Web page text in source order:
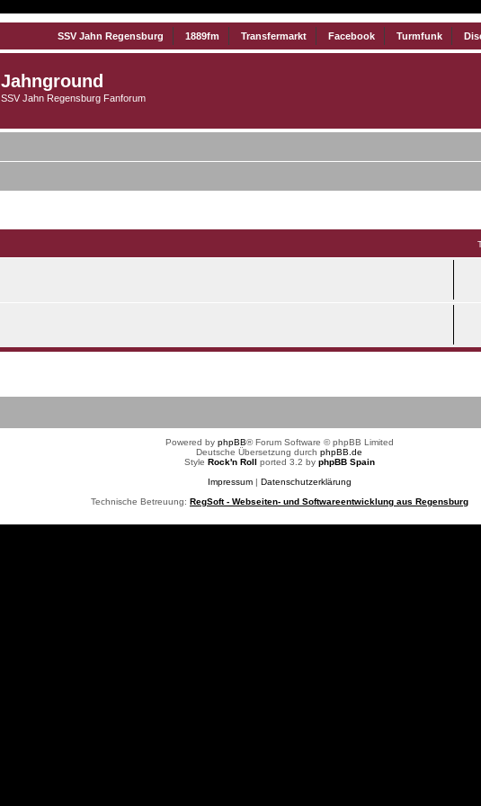
SSV Jahn Regensburg 1889fm Transfermarkt Facebook Turmfunk
Jahnground
SSV Jahn Regensburg Fanforum
Powered by phpBB® Forum Software © phpBB Limited
Deutsche Übersetzung durchphpBB.de
Style Rock'n Roll ported 3.2 by phpBB Spain
Impressum| Datenschutzerklärung
Technische Betreuung: RegSoft - Webseiten- und Softwareentwicklung aus Regensburg